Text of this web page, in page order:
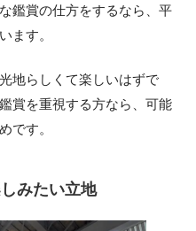
鑑賞の仕方をするなら、平
ます。
地らしくて楽しいはずで
賞を重視する方なら、可能
です。
みたい立地